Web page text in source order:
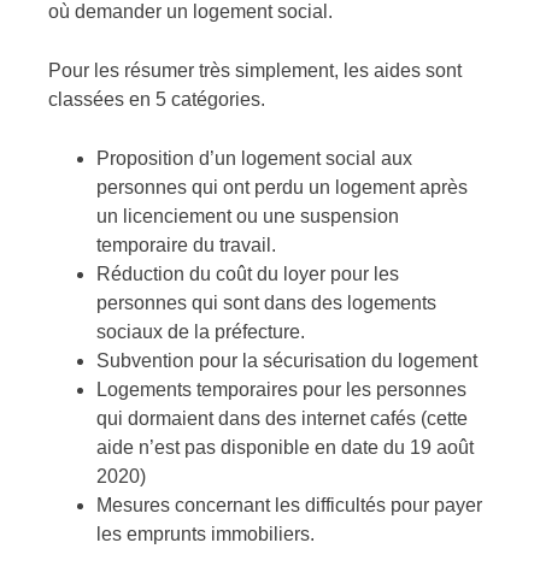
où demander un logement social.
Pour les résumer très simplement, les aides sont
classées en 5 catégories.
Proposition d’un logement social aux
personnes qui ont perdu un logement après
un licenciement ou une suspension
temporaire du travail.
Réduction du coût du loyer pour les
personnes qui sont dans des logements
sociaux de la préfecture.
Subvention pour la sécurisation du logement
Logements temporaires pour les personnes
qui dormaient dans des internet cafés (cette
aide n’est pas disponible en date du 19 août
2020)
Mesures concernant les difficultés pour payer
les emprunts immobiliers.